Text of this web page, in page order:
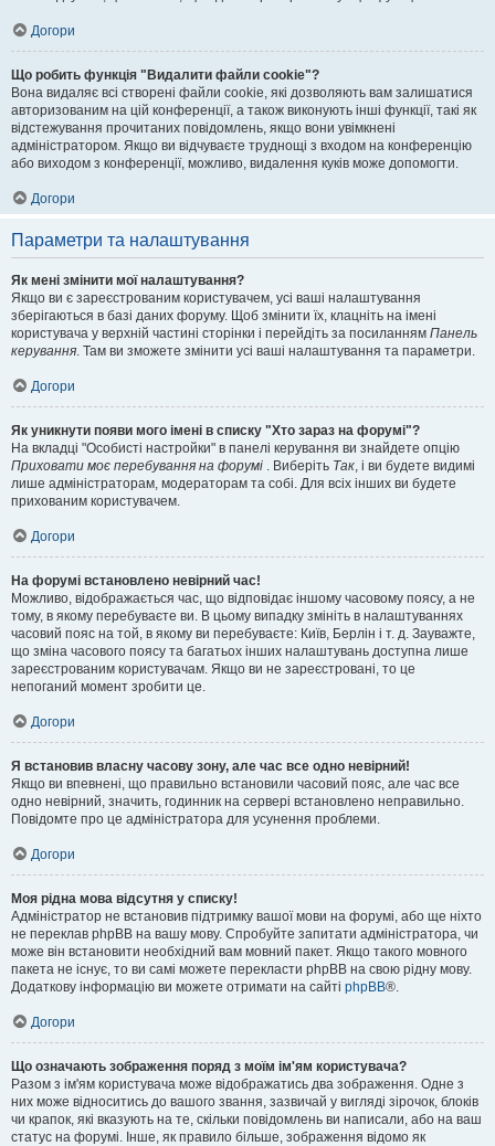
Догори
Що робить функція "Видалити файли cookie"?
Вона видаляє всі створені файли cookie, які дозволяють вам залишатися
авторизованим на цій конференції, а також виконують інші функції, такі як
відстежування прочитаних повідомлень, якщо вони увімкнені
адміністратором. Якщо ви відчуваєте труднощі з входом на конференцію
або виходом з конференції, можливо, видалення куків може допомогти.
Догори
Параметри та налаштування
Як мені змінити мої налаштування?
Якщо ви є зареєстрованим користувачем, усі ваші налаштування
зберігаються в базі даних форуму. Щоб змінити їх, клацніть на імені
користувача у верхній частині сторінки і перейдіть за посиланням Панель
керування. Там ви зможете змінити усі ваші налаштування та параметри.
Догори
Як уникнути появи мого імені в списку "Хто зараз на форумі"?
На вкладці "Особисті настройки" в панелі керування ви знайдете опцію
Приховати моє перебування на форумі . Виберіть Так, і ви будете видимі
лише адміністраторам, модераторам та собі. Для всіх інших ви будете
прихованим користувачем.
Догори
На форумі встановлено невірний час!
Можливо, відображається час, що відповідає іншому часовому поясу, а не
тому, в якому перебуваєте ви. В цьому випадку змініть в налаштуваннях
часовий пояс на той, в якому ви перебуваєте: Київ, Берлін і т. д. Зауважте,
що зміна часового поясу та багатьох інших налаштувань доступна лише
зареєстрованим користувачам. Якщо ви не зареєстровані, то це
непоганий момент зробити це.
Догори
Я встановив власну часову зону, але час все одно невірний!
Якщо ви впевнені, що правильно встановили часовий пояс, але час все
одно невірний, значить, годинник на сервері встановлено неправильно.
Повідомте про це адміністратора для усунення проблеми.
Догори
Моя рідна мова відсутня у списку!
Адміністратор не встановив підтримку вашої мови на форумі, або ще ніхто
не переклав phpBB на вашу мову. Спробуйте запитати адміністратора, чи
може він встановити необхідний вам мовний пакет. Якщо такого мовного
пакета не існує, то ви самі можете перекласти phpBB на свою рідну мову.
Додаткову інформацію ви можете отримати на сайті phpBB®.
Догори
Що означають зображення поряд з моїм ім'ям користувача?
Разом з ім'ям користувача може відображатись два зображення. Одне з
них може відноситись до вашого звання, зазвичай у вигляді зірочок, блоків
чи крапок, які вказують на те, скільки повідомлень ви написали, або на ваш
статус на форумі. Інше, як правило більше, зображення відомо як